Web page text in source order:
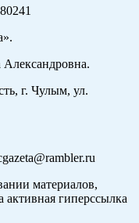
г. Чулым, ул.
материалов,
активная гиперссылка